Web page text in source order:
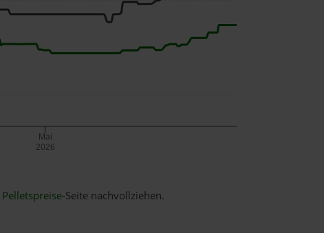
Mai
2026
Pelletspreise-Seite nachvollziehen.